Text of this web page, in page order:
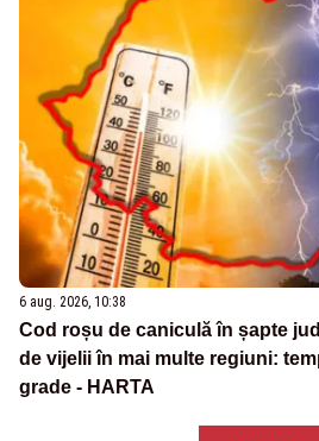
6 aug. 2026, 10:38
Cod roșu de caniculă în șapte
de vijelii în mai multe regiuni:
grade - HARTA